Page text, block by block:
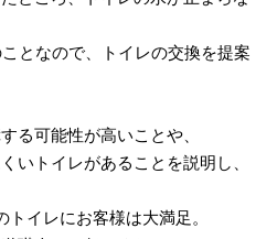
となので、トイレの交換を提案
る可能性が高いことや、
いトイレがあることを説明し、
イレにお客様は大満足。